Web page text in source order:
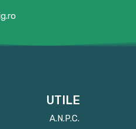
UTILE
A.N.P.C.